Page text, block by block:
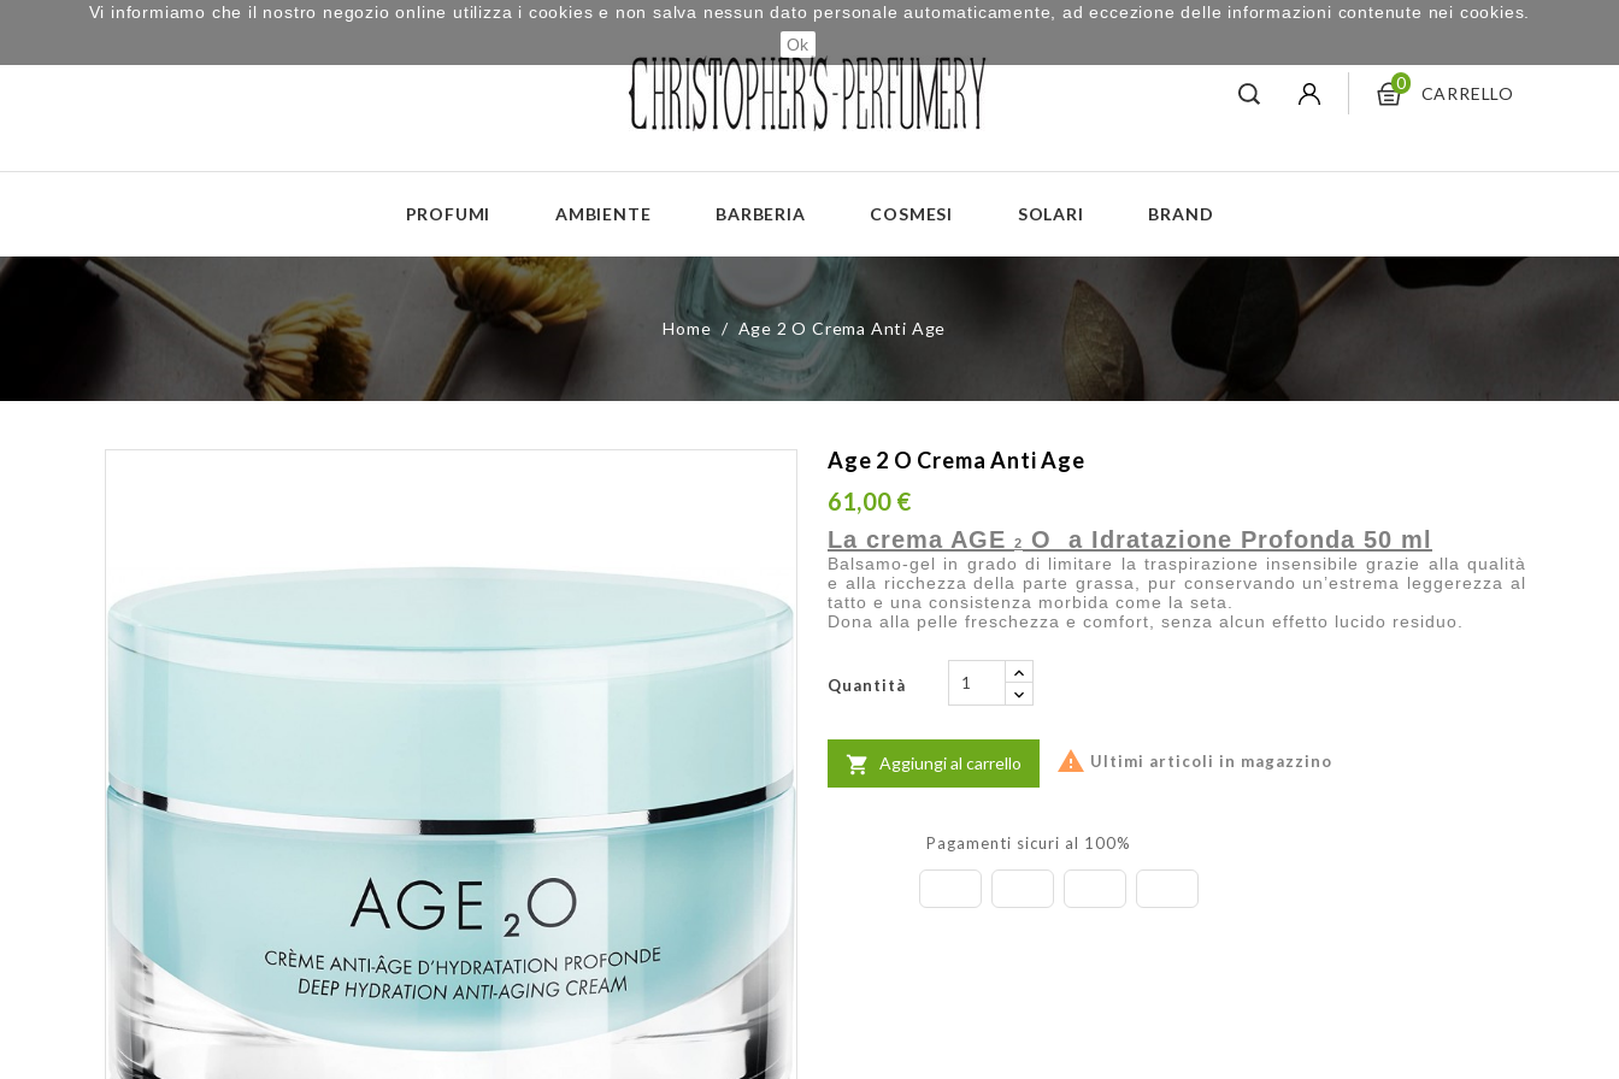
CARRELLO
0
PROFUMI AMBIENTE BARBERIA COSMESI SOLARI BRAND
Home Age 2 O Crema Anti Age
Age 2 O Crema Anti Age
61,00 €
La crema AGE 2 O a Idratazione Profonda 50 ml
Balsamo-gel in grado di limitare la traspirazione insensibile grazie alla qualità
e alla ricchezza della parte grassa, pur conservando un’estrema leggerezza al
tatto e una consistenza morbida come la seta.
Dona alla pelle freschezza e comfort, senza alcun effetto lucido residuo.
Quantità
 Aggiungi al carrello  Ultimi articoli in magazzino
Pagamenti sicuri al 100%
Vi informiamo che il nostro negozio online utilizza i cookies e non salva nessun dato personale automaticamente, ad eccezione delle informazioni contenute nei cookies.
Ok